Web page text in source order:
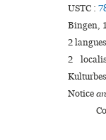
USTC :
Bingen,
2
2
Notice